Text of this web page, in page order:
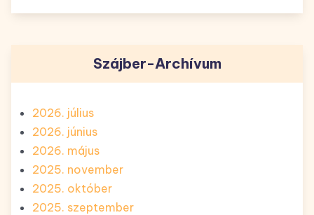
Szájber-Archívum
2026. július
2026. június
2026. május
2025. november
2025. október
2025. szeptember